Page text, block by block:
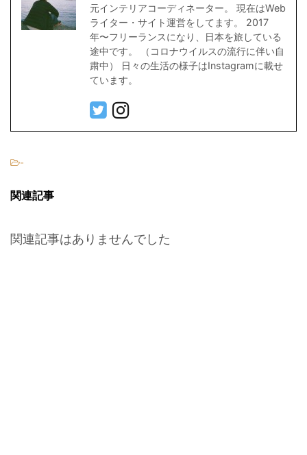
元インテリアコーディネーター。 現在はWeb
ライター・サイト運営をしてます。 2017
年〜フリーランスになり、日本を旅している
途中です。 （コロナウイルスの流行に伴い自
粛中） 日々の生活の様子はInstagramに載せ
ています。
-
関連記事
関連記事はありませんでした